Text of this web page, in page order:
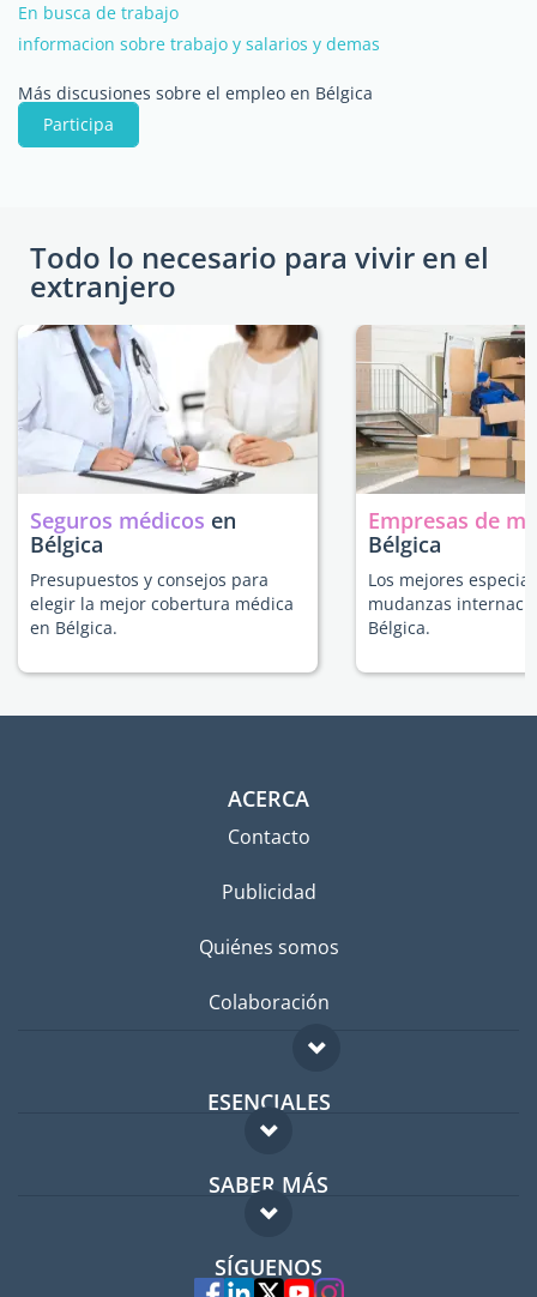
En busca de trabajo
informacion sobre trabajo y salarios y demas
Más discusiones sobre el empleo en Bélgica
Participa
Todo lo necesario para vivir en el
extranjero
Seguros médicos en
Bélgica
Presupuestos y consejos para
elegir la mejor cobertura médica
en Bélgica.
Empresas de
Bélgica
Los mejores
mudanzas
Bélgica.
ACERCA
Contacto
Publicidad
Quiénes somos
Colaboración
ESENCIALES
Foro para expatriados
Guía para expatriados
Trabajos en el extranjero
SABER MÁS
FAQ
Expertos
SÍGUENOS